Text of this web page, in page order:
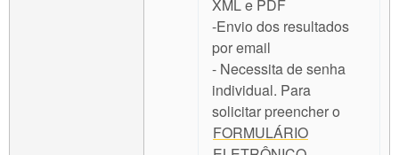
XML e PDF
-Envio dos resultados
por email
- Necessita de senha
individual. Para
solicitar preencher o
FORMULÁRIO